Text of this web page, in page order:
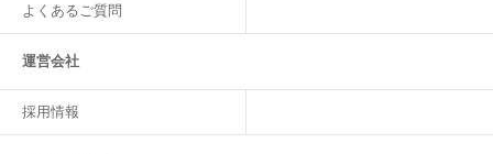
よくあるご質問
運営会社
採用情報